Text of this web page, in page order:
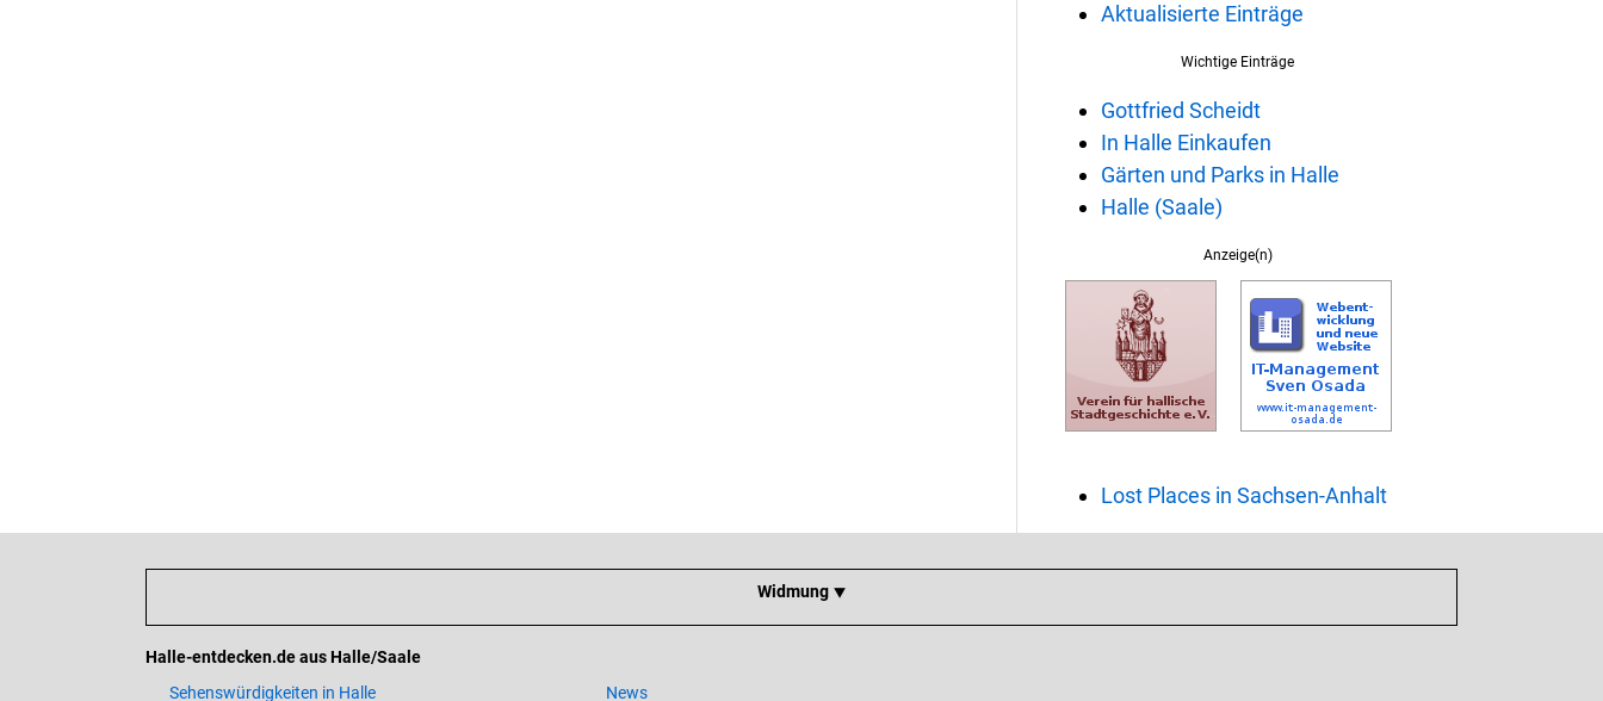
Aktualisierte Einträge
Wichtige Einträge
Gottfried Scheidt
In Halle Einkaufen
Gärten und Parks in Halle
Halle (Saale)
Anzeige(n)
Lost Places in Sachsen-Anhalt
Widmung ⯆
Halle-entdecken.de aus Halle/Saale
Sehenswürdigkeiten in Halle
News